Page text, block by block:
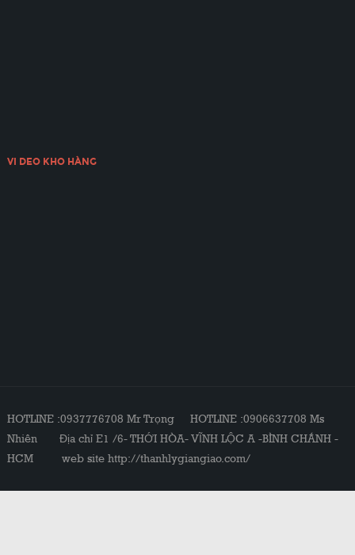
VI DEO KHO HÀNG
HOTLINE :0937776708 Mr Trọng HOTLINE :0906637708 Ms
Nhiên Địa chỉ E1 /6- THỚI HÒA- VĨNH LỘC A -BÌNH CHÁNH -
HCM web site http://thanhlygiangiao.com/